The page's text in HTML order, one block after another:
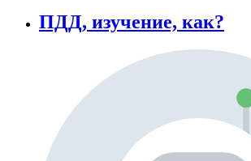
ПДД, изучение, как?